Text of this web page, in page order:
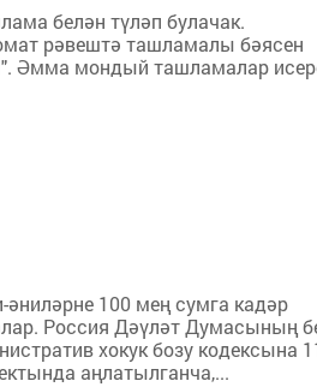
белән түләп булачак.
рәвештә ташламалы бәясен
Әмма мондый ташламалар
100 мең сумга кадәр
Россия Дәүләт Думасының
хокук бозу кодексына
аңлатылганча,...